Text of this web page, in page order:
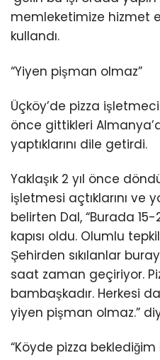
memleketimize hizmet
kullandı.
“Yiyen pişman olmaz”
Üçköy’de pizza
önce gittikleri
yaptıklarını dile getirdi.
Yaklaşık 2 yıl önce
işletmesi açtıklarını ve
belirten Dal, “Burada 15-
kapısı oldu. Olumlu
Şehirden sıkılanlar
saat zaman geçiriyor.
bambaşkadır. Herkesi
yiyen pişman olmaz.”
“Köyde pizza